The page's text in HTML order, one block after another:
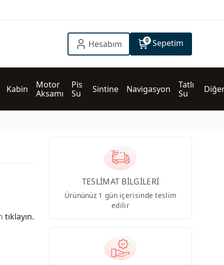
Hesabım 0 Sepetim
Kabin
Motor
Aksamı
Pis
Su
Sintine Navigasyon
Tatlı
Su
tıklayın.
TESLİMAT BİLGİLERİ
Ürününüz 1 gün içerisinde teslim
edilir